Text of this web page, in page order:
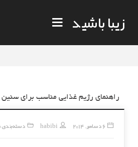
زیبا باشید
راهنمای رژیم غذایی مناسب برای
6 دسامبر, 2014 habibi